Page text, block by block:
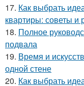
17. Как выбрать
квартиры: советы и
18. Полное
подвала
19. Время и
одной стене
20. Как выбрать